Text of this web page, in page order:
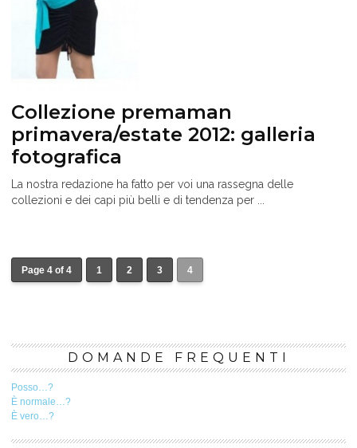
Collezione premaman
primavera/estate 2012: galleria
fotografica
La nostra redazione ha fatto per voi una rassegna delle
collezioni e dei capi più belli e di tendenza per ...
Page 4 of 4 1 2 3 4
DOMANDE FREQUENTI
Posso…?
È normale…?
È vero…?